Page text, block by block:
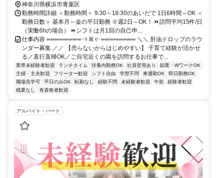
神奈川県横浜市青葉区
勤務時間詳細 ＜勤務時間＞ 9:30～18:30のあいだで 1日6時間～OK ＜
勤務日数＞ 基本月～金の平日勤務 ※週2日～OK！ ⏩訪問平均15件/日
（実働6hの場合） ⏩シフトは月1回の自己申...
仕事内容 ════════･୨ ꕤ ୧･════════ ＼＼ 肝油ドロップのラウ
ンダー募集 ／／ 【売らないからはじめやすい】 子育て経験が活かせ
る／直行直帰OK／ご自宅近くの園を訪問するお仕事で...
業界未経験者歓迎 ランチタイム 扶養内勤務OK 社員登用あり
副業・WワークOK
主婦・主夫歓迎
フリーター歓迎 シフト自由 学歴不問 車通勤OK
即日勤務OK
職場見学可
平日のみOK 転勤なし 経験不問 未経験者歓迎 午前
経験者歓迎
残業なし
有資格者歓迎
アルバイト・パート